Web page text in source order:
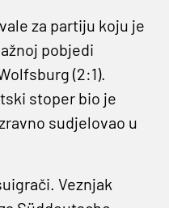
za partiju koju je
pobjedi
(2:1).
stoper bio je
sudjelovao u
Veznjak